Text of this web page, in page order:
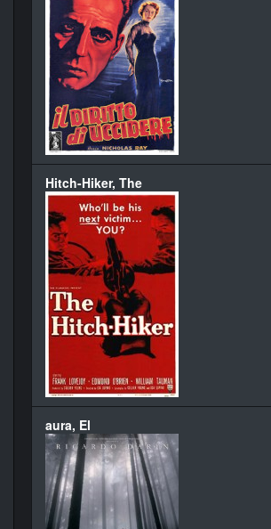
Hitch-Hiker, The
aura, El